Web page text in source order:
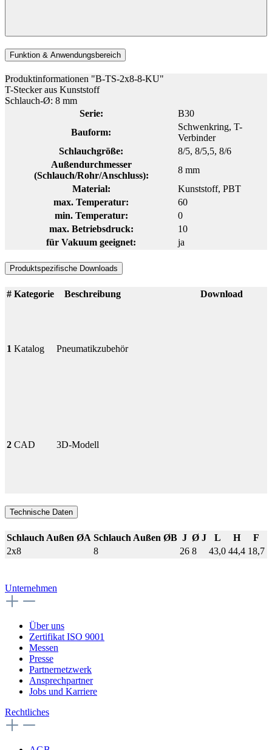
Funktion & Anwendungsbereich
Produktinformationen "B-TS-2x8-8-KU"
T-Stecker aus Kunststoff
Schlauch-Ø: 8 mm
Serie:
B30
Bauform:
Schwenkring, T-
Verbinder
Schlauchgröße:
8/5, 8/5,5, 8/6
Außendurchmesser
(Schlauch/Rohr/Anschluss):
8 mm
Material:
Kunststoff, PBT
max. Temperatur:
60
min. Temperatur:
0
max. Betriebsdruck:
10
für Vakuum geeignet:
ja
Produktspezifische Downloads
# Kategorie Beschreibung Download
1 Katalog Pneumatikzubehör
2 CAD 3D-Modell
Technische Daten
Schlauch Außen ØA Schlauch Außen ØB J Ø J L H
F
2x8
8 26 8 43,0 44,4 18,7
Unternehmen
Über uns
Zertifikat ISO 9001
Messen
Presse
Partnernetzwerk
Ansprechpartner
Jobs und Karriere
Rechtliches